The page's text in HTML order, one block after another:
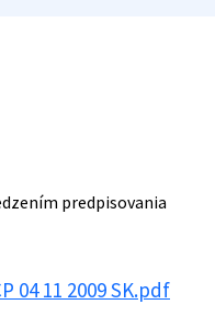
predpisovania
04 11 2009 SK.pdf